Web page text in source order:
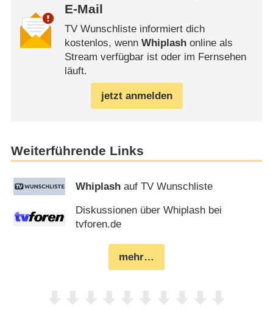
E-Mail
TV Wunschliste informiert dich
kostenlos, wenn Whiplashonline als
Stream verfügbar ist oder im Fernsehen
läuft.
jetzt anmelden
Weiterführende Links
Whiplash auf TV Wunschliste
Diskussionen über Whiplash bei
tvforen.de
mehr…